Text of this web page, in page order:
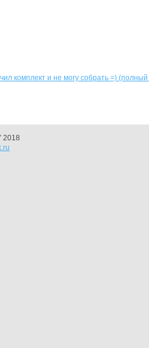
комплект и не могу собрать =)